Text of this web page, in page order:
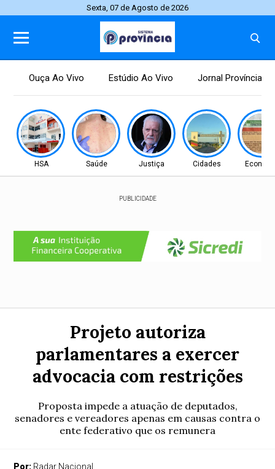
Sexta, 07 de Agosto de 2026
Ouça Ao Vivo Estúdio Ao Vivo Jornal Província
HSA Saúde Justiça Cidades
PUBLICIDADE
Projeto autoriza
parlamentares a exercer
advocacia com restrições
Proposta impede a atuação de deputados,
senadores e vereadores apenas em causas contra o
ente federativo que os remunera
Por: Radar Nacional